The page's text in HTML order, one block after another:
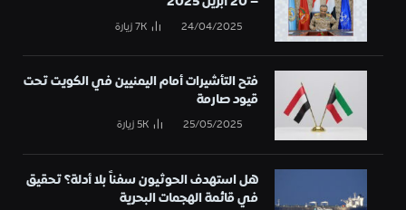
24/04/2025
7Kزيارة
فتح التأشيرات أمام اليمنيين في الكويت تحت
قيود صارمة
25/05/2025
5Kزيارة
هل استهدف الحوثيون سفناً بلا أدلة؟ تحقيق
في قائمة الهجمات البحرية